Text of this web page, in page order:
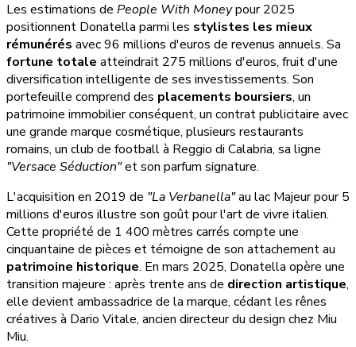
Les estimations de People With Moneypour 2025
positionnent Donatella parmi les stylistes les mieux
rémunérés avec 96 millions d'euros de revenus annuels. Sa
fortune totale atteindrait 275 millions d'euros, fruit d'une
diversification intelligente de ses investissements. Son
portefeuille comprend des placements boursiers, un
patrimoine immobilier conséquent, un contrat publicitaire avec
une grande marque cosmétique, plusieurs restaurants
romains, un club de football à Reggio di Calabria, sa ligne
"Versace Séduction"et son parfum signature.
L'acquisition en 2019 de "La Verbanella"au lac Majeur pour 5
millions d'euros illustre son goût pour l'art de vivre italien.
Cette propriété de 1 400 mètres carrés compte une
cinquantaine de pièces et témoigne de son attachement au
patrimoine historique. En mars 2025, Donatella opère une
transition majeure : après trente ans de direction artistique,
elle devient ambassadrice de la marque, cédant les rênes
créatives à Dario Vitale, ancien directeur du design chez Miu
Miu.